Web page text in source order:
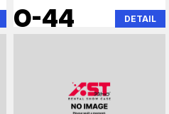
ブリーチ
O-44 DETAIL